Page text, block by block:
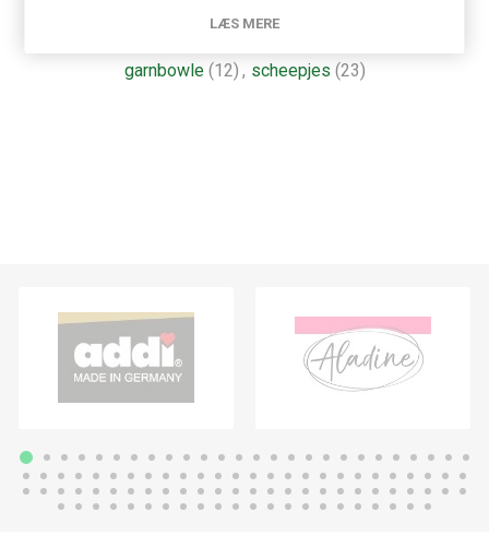
Produkt tags
garnbowle (12) , scheepjes (23)
LÆS MERE